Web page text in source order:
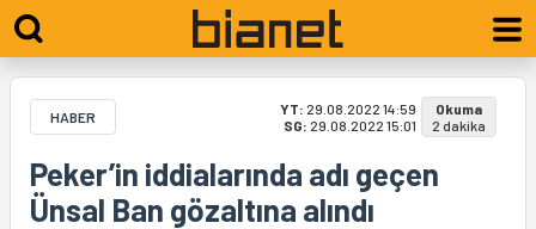
HABER YT: 29.08.2022 14:59
SG: 29.08.2022 15:01
Okuma
2 dakika
Peker’in iddialarında adı geçen
Ünsal Ban gözaltına alındı